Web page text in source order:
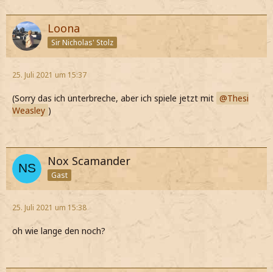
Loona
Sir Nicholas' Stolz
25. Juli 2021 um 15:37
(Sorry das ich unterbreche, aber ich spiele jetzt mit
Thesi
Weasley )
Nox Scamander
Gast
25. Juli 2021 um 15:38
oh wie lange den noch?